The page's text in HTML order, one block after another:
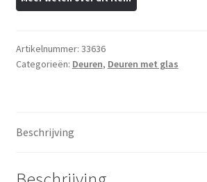
Artikelnummer: 33636
Categorieën: Deuren, Deuren met glas
Beschrijving